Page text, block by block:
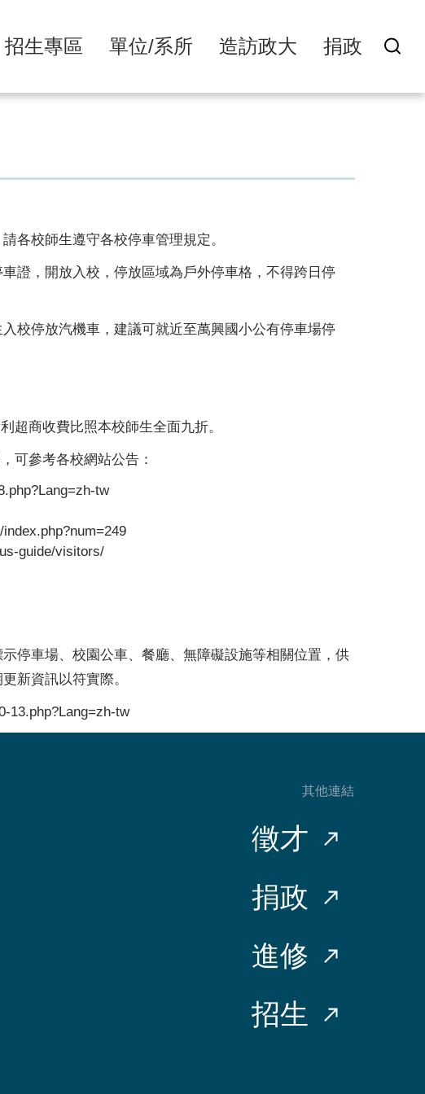
招生專區 單位/系所 造訪政大 捐政
各校師生遵守各校停車管理規定。
證，開放入校，停放區域為戶外停車格，不得跨日停
校停放汽機車，建議可就近至萬興國小公有停車場停
超商收費比照本校師生全面九折。
可參考各校網站公告：
tw
guide/visitors/
停車場、校園公車、餐廳、無障礙設施等相關位置，供
新資訊以符實際。
13.php?Lang=zh-tw
其他連結
徵才
捐政
進修
招生